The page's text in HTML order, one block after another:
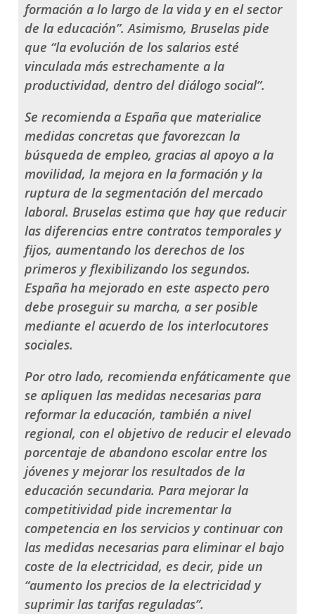
formación a lo largo de la vida y en el sector
de la educación”. Asimismo, Bruselas pide
que “la evolución de los salarios esté
vinculada más estrechamente a la
productividad, dentro del diálogo social”.
Se recomienda a España que materialice
medidas concretas que favorezcan la
búsqueda de empleo, gracias al apoyo a la
movilidad, la mejora en la formación y la
ruptura de la segmentación del mercado
laboral. Bruselas estima que hay que reducir
las diferencias entre contratos temporales y
fijos, aumentando los derechos de los
primeros y flexibilizando los segundos.
España ha mejorado en este aspecto pero
debe proseguir su marcha, a ser posible
mediante el acuerdo de los interlocutores
sociales.
Por otro lado, recomienda enfáticamente que
se apliquen las medidas necesarias para
reformar la educación, también a nivel
regional, con el objetivo de reducir el elevado
porcentaje de abandono escolar entre los
jóvenes y mejorar los resultados de la
educación secundaria. Para mejorar la
competitividad pide incrementar la
competencia en los servicios y continuar con
las medidas necesarias para eliminar el bajo
coste de la electricidad, es decir, pide un
“aumento los precios de la electricidad y
suprimir las tarifas reguladas”.